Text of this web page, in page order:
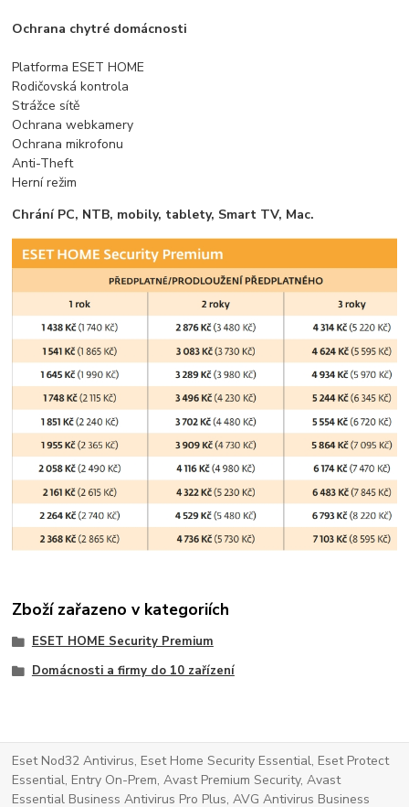
Ochrana chytré domácnosti
Platforma ESET HOME
Rodičovská kontrola
Strážce sítě
Ochrana webkamery
Ochrana mikrofonu
Anti-Theft
Herní režim
Chrání PC, NTB, mobily, tablety, Smart TV, Mac.
Zboží zařazeno v kategoriích
ESET HOME Security Premium
Domácnosti a firmy do 10 zařízení
Eset Nod32 Antivirus, Eset Home Security Essential, Eset Protect
Essential, Entry On-Prem, Avast Premium Security, Avast
Essential Business Antivirus Pro Plus, AVG Antivirus Business